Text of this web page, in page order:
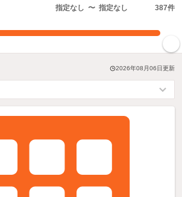
指定なし 〜 指定なし 387件
2026年08月06日更新